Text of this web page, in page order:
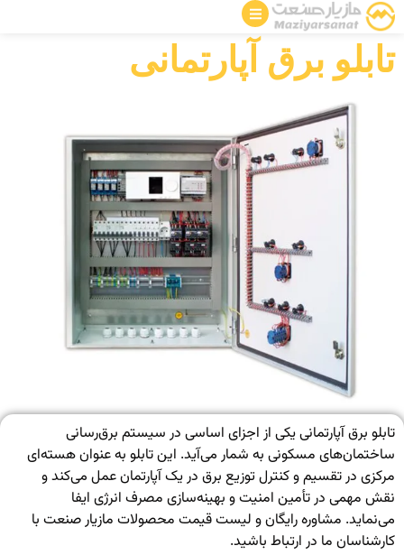
تابلو برق آپارتمانی
تابلو برق آپارتمانی یکی از اجزای اساسی در سیستم برق‌رسانی
ساختمان‌های مسکونی به شمار می‌آید. این تابلو به عنوان هسته‌ای
مرکزی در تقسیم و کنترل توزیع برق در یک آپارتمان عمل می‌کند و
نقش مهمی در تأمین امنیت و بهینه‌سازی مصرف انرژی ایفا
می‌نماید. مشاوره رایگان و لیست قیمت محصولات مازیار صنعت با
کارشناسان ما در ارتباط باشید.